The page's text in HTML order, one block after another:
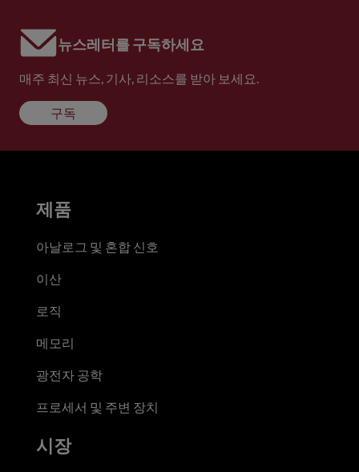
뉴스레터를 구독하세요
매주 최신 뉴스, 기사, 리소스를 받아 보세요.
구독
제품
아날로그 및 혼합 신호
이산
로직
메모리
광전자 공학
프로세서 및 주변 장치
시장